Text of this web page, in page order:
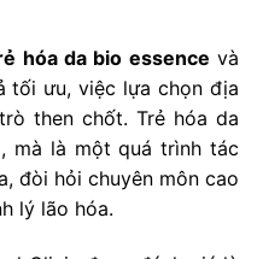
hóa da bio essence và
tối ưu, việc lựa chọn địa
then chốt. Trẻ hóa da
mà là một quá trình tác
đòi hỏi chuyên môn cao
lý lão hóa.